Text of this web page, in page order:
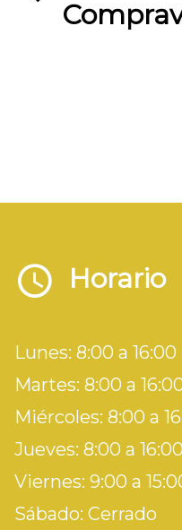
Horario
Lunes: 8:00 a 16:00
Martes: 8:00 a
Miércoles: 8:00 a
Jueves: 8:00 a 16:00
Viernes: 9:00 a
Sábado: Cerrado